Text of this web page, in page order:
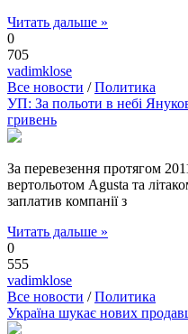
Читать дальше »
0
705
vadimklose
Все новости /Политика
УП: За польоти в небі
гривень
За перевезення протягом
вертольотом Agusta та
заплатив компанії з
Читать дальше »
0
555
vadimklose
Все новости /Политика
Україна шукає нових